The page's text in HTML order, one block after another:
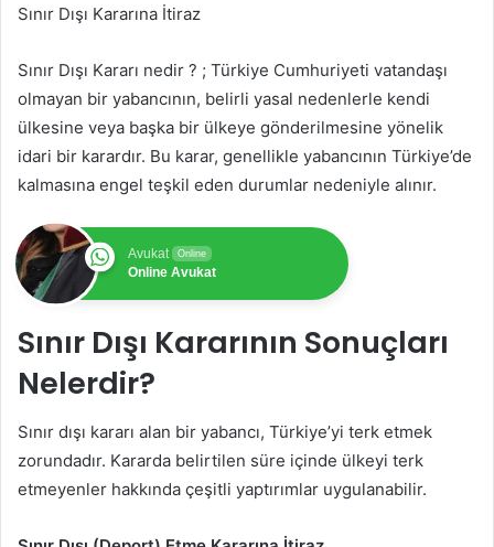
Sınır Dışı Kararına İtiraz
Sınır Dışı Kararı nedir ? ; Türkiye Cumhuriyeti vatandaşı
olmayan bir yabancının, belirli yasal nedenlerle kendi
ülkesine veya başka bir ülkeye gönderilmesine yönelik
idari bir karardır. Bu karar, genellikle yabancının Türkiye’de
kalmasına engel teşkil eden durumlar nedeniyle alınır.
Avukat Online
Online Avukat
Sınır Dışı Kararının Sonuçları
Nelerdir?
Sınır dışı kararı alan bir yabancı, Türkiye’yi terk etmek
zorundadır. Kararda belirtilen süre içinde ülkeyi terk
etmeyenler hakkında çeşitli yaptırımlar uygulanabilir.